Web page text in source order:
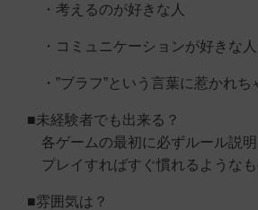
・考えるのが好きな人
・コミュニケーションが好きな人
・”ブラフ”という言葉に惹かれち
■未経験者でも出来る？
各ゲームの最初に必ずルール説明
プレイすればすぐ慣れるような
■雰囲気は？